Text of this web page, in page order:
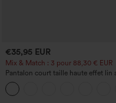
€35,95 EUR
Mix & Match : 3 pour 88,30 € EUR
Pantalon court taille haute effet lin
poche zippée